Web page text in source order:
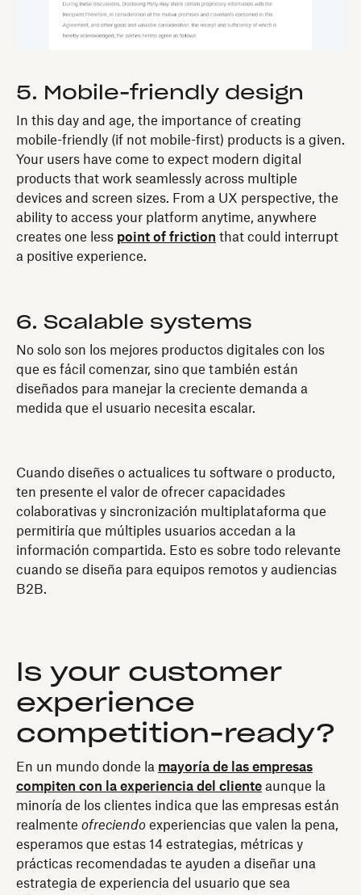
5. Mobile-friendly design
In this day and age, the importance of creating
mobile-friendly (if not mobile-first) products is a given.
Your users have come to expect modern digital
products that work seamlessly across multiple
devices and screen sizes. From a UX perspective, the
ability to access your platform anytime, anywhere
creates one less point of friction that could interrupt
a positive experience.
6. Scalable systems
No solo son los mejores productos digitales con los
que es fácil comenzar, sino que también están
diseñados para manejar la creciente demanda a
medida que el usuario necesita escalar.
Cuando diseñes o actualices tu software o producto,
ten presente el valor de ofrecer capacidades
colaborativas y sincronización multiplataforma que
permitiría que múltiples usuarios accedan a la
información compartida. Esto es sobre todo relevante
cuando se diseña para equipos remotos y audiencias
B2B.
Is your customer
experience
competition-ready?
En un mundo donde la mayoría de las empresas
compiten con la experiencia del cliente aunque la
minoría de los clientes indica que las empresas están
realmente ofreciendo experiencias que valen la pena,
esperamos que estas 14 estrategias, métricas y
prácticas recomendadas te ayuden a diseñar una
estrategia de experiencia del usuario que sea